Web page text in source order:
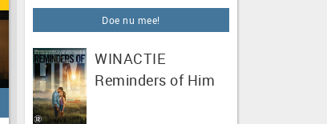
Doe nu mee!
WINACTIE
Reminders of Him